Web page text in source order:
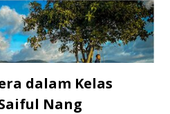
dalam Kelas
Nang